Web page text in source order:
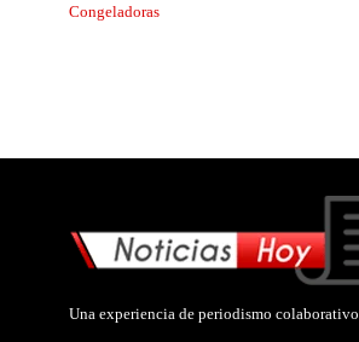
Congeladoras
Una experiencia de periodismo colaborativo